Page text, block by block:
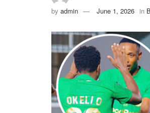
by admin June 1, 2026 in